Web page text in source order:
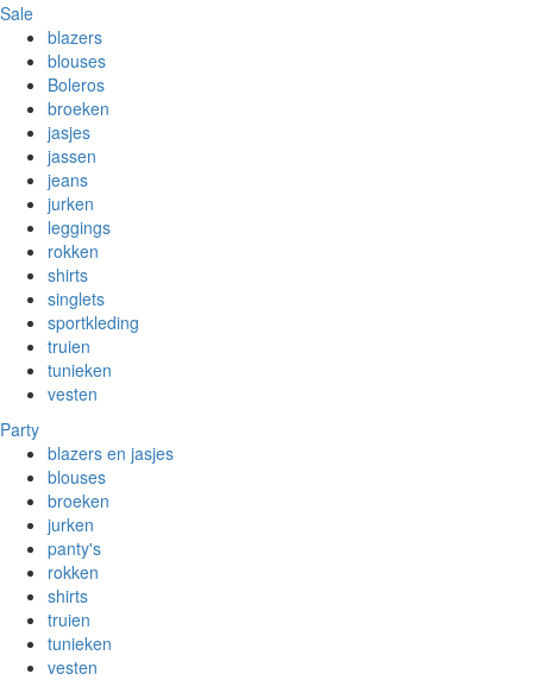
Sale
blazers
blouses
Boleros
broeken
jasjes
jassen
jeans
jurken
leggings
rokken
shirts
singlets
sportkleding
truien
tunieken
vesten
Party
blazers en jasjes
blouses
broeken
jurken
panty's
rokken
shirts
truien
tunieken
vesten